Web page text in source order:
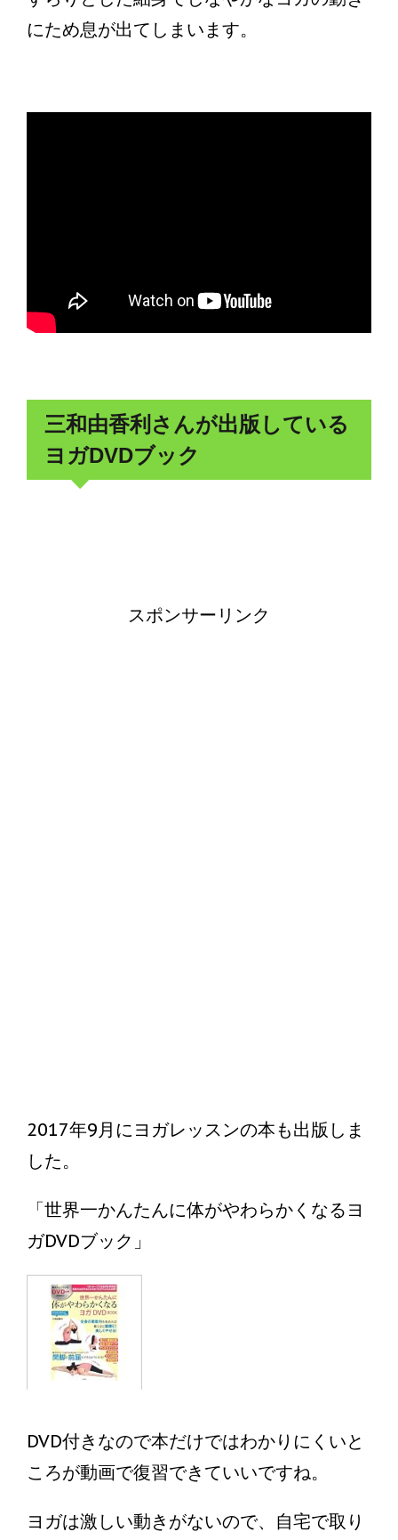
にため息が出てしまいます。
三和由香利さんが出版している
ヨガDVDブック
スポンサーリンク
2017年9月にヨガレッスンの本も出版しま
した。
「世界一かんたんに体がやわらかくなるヨ
ガDVDブック」
DVD付きなので本だけではわかりにくいと
ころが動画で復習できていいですね。
ヨガは激しい動きがないので、自宅で取り